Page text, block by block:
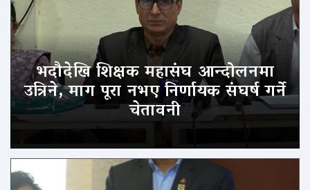
भदौदेखि शिक्षक महासंघ आन्दोलनमा
उत्रिने, माग पूरा नभए निर्णायक संघर्ष गर्ने
चेतावनी